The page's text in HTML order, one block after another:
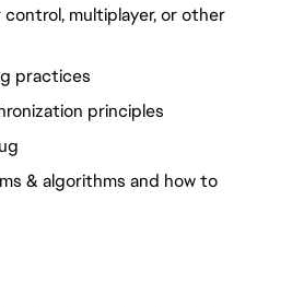
multiplayer, or other
practices
principles
& algorithms and how to